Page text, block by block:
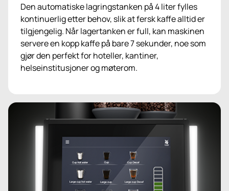
Den automatiske lagringstanken på 4 liter fylles
kontinuerlig etter behov, slik at fersk kaffe alltid er
tilgjengelig. Når lagertanken er full, kan maskinen
servere en kopp kaffe på bare 7 sekunder, noe som
gjør den perfekt for hoteller, kantiner,
helseinstitusjoner og møterom.